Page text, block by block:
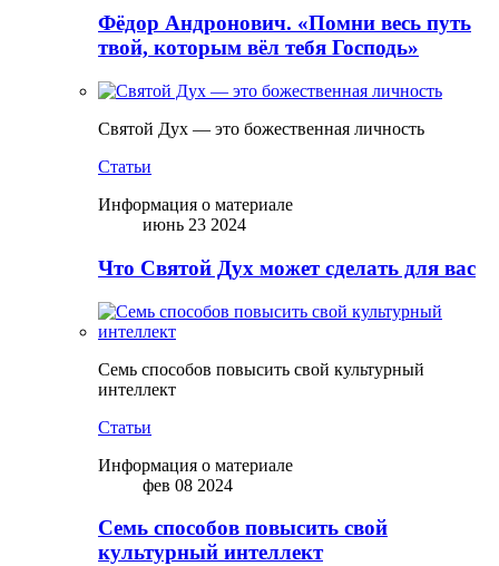
Фёдор Андронович. «Помни весь путь
твой, которым вёл тебя Господь»
Святой Дух — это божественная личность
Статьи
Информация о материале
июнь 23 2024
Что Святой Дух может сделать для вас
Семь способов повысить свой культурный
интеллект
Статьи
Информация о материале
фев 08 2024
Семь способов повысить свой
культурный интеллект